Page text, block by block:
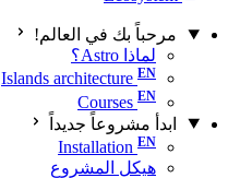
مرحباً بك في العالم!
لماذا Astro؟
Islands architecture
Courses
ابدأ مشروعاً جديداً
Installation
هيكل المشروع